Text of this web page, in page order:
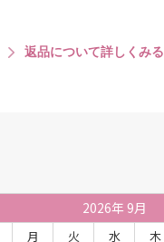
返品について詳しくみる
2026年 9月
月 火 水 木